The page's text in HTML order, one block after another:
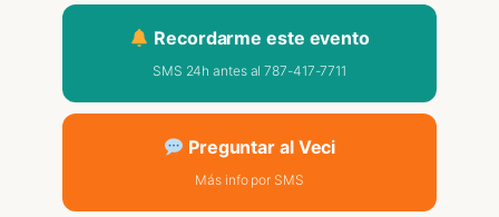
Recordarme este evento
SMS 24h antes al 787-417-7711
Preguntar al Veci
Más info por SMS